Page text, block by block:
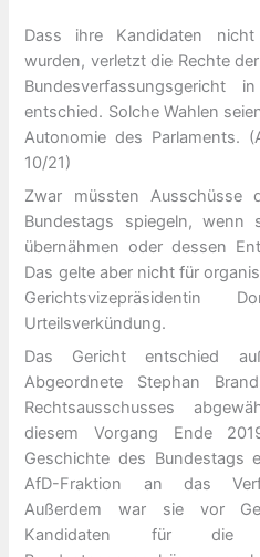
Dass ihre Kandidaten
wurden, verletzt die Rechte
Bundesverfassungsgericht
entschied. Solche Wahlen
Autonomie des Parlaments.
10/21)
Zwar müssten Ausschüsse
Bundestags spiegeln, wenn
übernähmen oder dessen
Das gelte aber nicht für
Urteilsverkündung.
Das Gericht entschied
Abgeordnete Stephan
Rechtsausschusses
diesem Vorgang Ende
Geschichte des Bundestags
AfD-Fraktion an das
Außerdem war sie vor
Kandidaten für